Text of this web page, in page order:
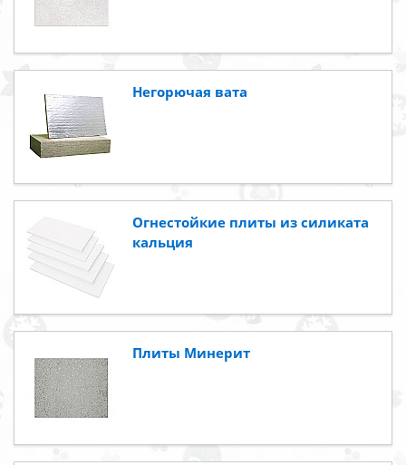
Негорючая вата
Огнестойкие плиты из силиката
кальция
Плиты Минерит